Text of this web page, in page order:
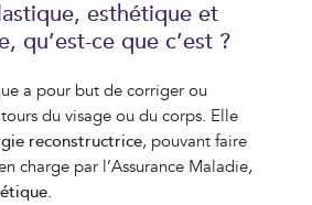
esthétique et
qu’est-ce que c’est ?
a pour but de corriger ou
du visage ou du corps. Elle
reconstructrice, pouvant faire
charge par l’Assurance Maladie,
et fonctionnels, toujours
du site.
et ses partenaires
pour mesurer et
que vous proposer des
d’intérêts.
ou modifier votre
notrepolitique de
.